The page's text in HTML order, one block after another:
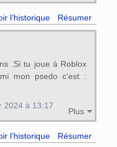
l’historique Résumer
.Si tu joue à Roblox
mon psedo c'est :
Plus
2024 à 13:17
l’historique Résumer